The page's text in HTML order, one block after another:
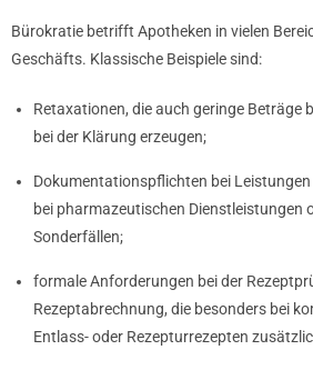
Bürokratie betrifft Apotheken in vielen
Geschäfts. Klassische Beispiele sind:
Retaxationen, die auch geringe Beträge
bei der Klärung erzeugen;
Dokumentationspflichten bei
bei pharmazeutischen Dienstleistungen
Sonderfällen;
formale Anforderungen bei der
Rezeptabrechnung, die besonders bei
Entlass- oder Rezepturrezepten